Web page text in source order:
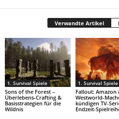
Verwandte Artikel
1. Survival Spiele
Sons of the Forest –
Überlebens-Crafting &
Basisstrategien für die
Wildnis
1. Survival Spiele
Fallout: Amazon
Westworld-
kündigen TV-
Endzeit-